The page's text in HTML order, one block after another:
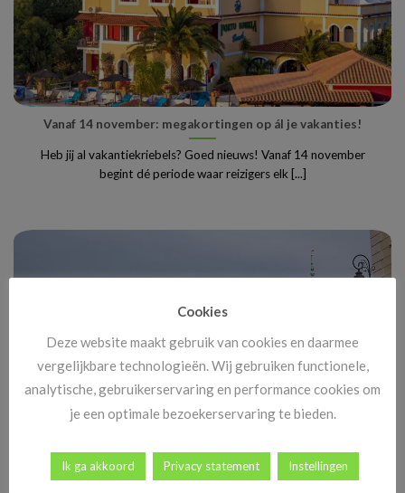
Vanaf 14 november: megakortingen op ál je vakanties!
Heb jij al vakantiekriebels? Goed nieuws! Vanaf 14 november
begint dé periode waar reizigers elk [...]
Stedentrip Warschau: ontdek de verrassende charme van
Polen’s bruisende hoofdstad
Cookies
Deze website maakt gebruik van cookies en daarmee
vergelijkbare technologieën. Wij gebruiken functionele,
analytische, gebruikerservaring en performance cookies om
je een optimale bezoekerservaring te bieden.
Ik ga akkoord Privacy statement Instellingen